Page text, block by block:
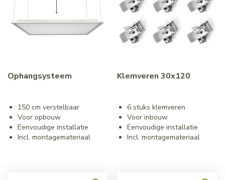
Ophangsysteem
150 cm verstelbaar
Voor opbouw
Eenvoudige installatie
Incl. montagemateriaal
Klemveren 30x120
6 stuks klemveren
Voor inbouw
Eenvoudige installatie
Incl. montagemateriaal